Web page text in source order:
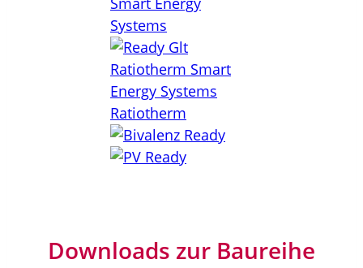
Downloads zur Baureihe